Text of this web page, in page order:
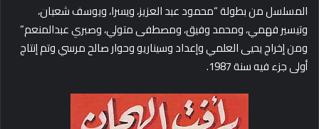
المسلسل من بطولة “محمود عبد العزيز، ويسرا، ويوسف شعبان،
وتيسير فهمي، ومحمد وفيق، ومصطفى متولي، وصبري عبدالمنعم”
ومن إخراج يحيى العلمي وإعداد وسيناريو وحوار صالح مرسي وتم إنتاج
أولى جزء فيه سنة 1987.